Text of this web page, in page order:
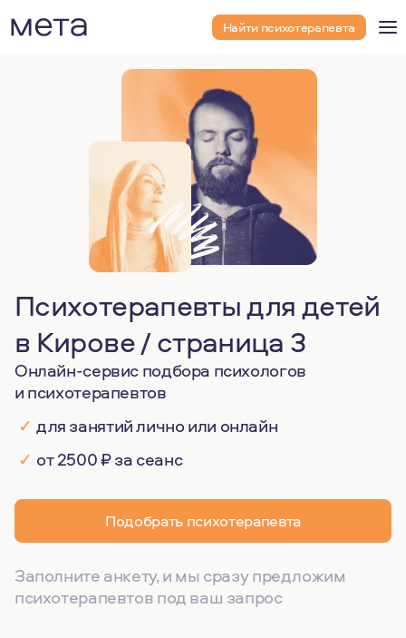
Найти психотерапевта
Психотерапевты для детей
в Кирове / страница 3
Онлайн-сервис подбора психологов
и психотерапевтов
✓ для занятий лично или онлайн
✓ от 2500 ₽ за сеанс
Подобрать психотерапевта
Заполните анкету, и мы сразу предложим
психотерапевтов под ваш запрос